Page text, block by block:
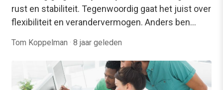
rust en stabiliteit. Tegenwoordig gaat het juist over
flexibiliteit en verandervermogen. Anders ben…
Tom Koppelman · 8 jaar geleden